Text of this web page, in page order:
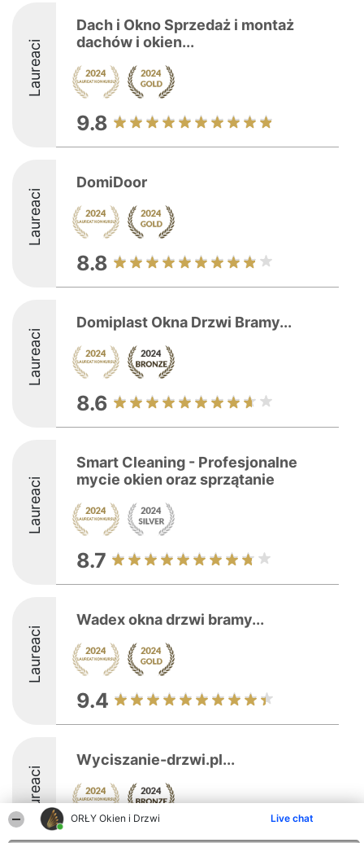
ORŁY Okien i Drzwi Live chat
Laureaci
Dach i Okno Sprzedaż i montaż
dachów i okien...
9.8
Laureaci
DomiDoor
8.8
Laureaci
Domiplast Okna Drzwi Bramy...
8.6
Laureaci
Smart Cleaning - Profesjonalne
mycie okien oraz sprzątanie
8.7
Laureaci
Wadex okna drzwi bramy...
9.4
Laureaci
Wyciszanie-drzwi.pl...